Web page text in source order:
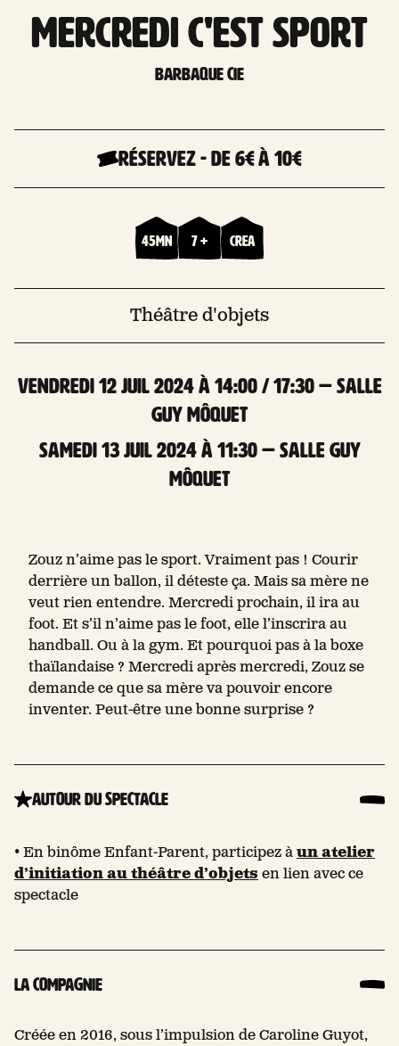
MERCREDI C'EST SPORT
Barbaque Cie
Réservez-De 6€à 10€
45mn 7 + Crea
Théâtre d'objets
vendredi 12 Juil 2024 à 14:00 / 17:30 — Salle
Guy Môquet
samedi 13 Juil 2024 à 11:30 — Salle Guy
Môquet
Zouz n’aime pas le sport. Vraiment pas ! Courir
derrière un ballon, il déteste ça. Mais sa mère ne
veut rien entendre. Mercredi prochain, il ira au
foot. Et s’il n’aime pas le foot, elle l’inscrira au
handball. Ou à la gym. Et pourquoi pas à la boxe
thaïlandaise ? Mercredi après mercredi, Zouz se
demande ce que sa mère va pouvoir encore
inventer. Peut-être une bonne surprise ?
Autour du spectacle
• En binôme Enfant-Parent, participez àun atelier
d’initiation au théâtre d’objets en lien avec ce
spectacle
La compagnie
Créée en 2016, sous l’impulsion de Caroline Guyot,